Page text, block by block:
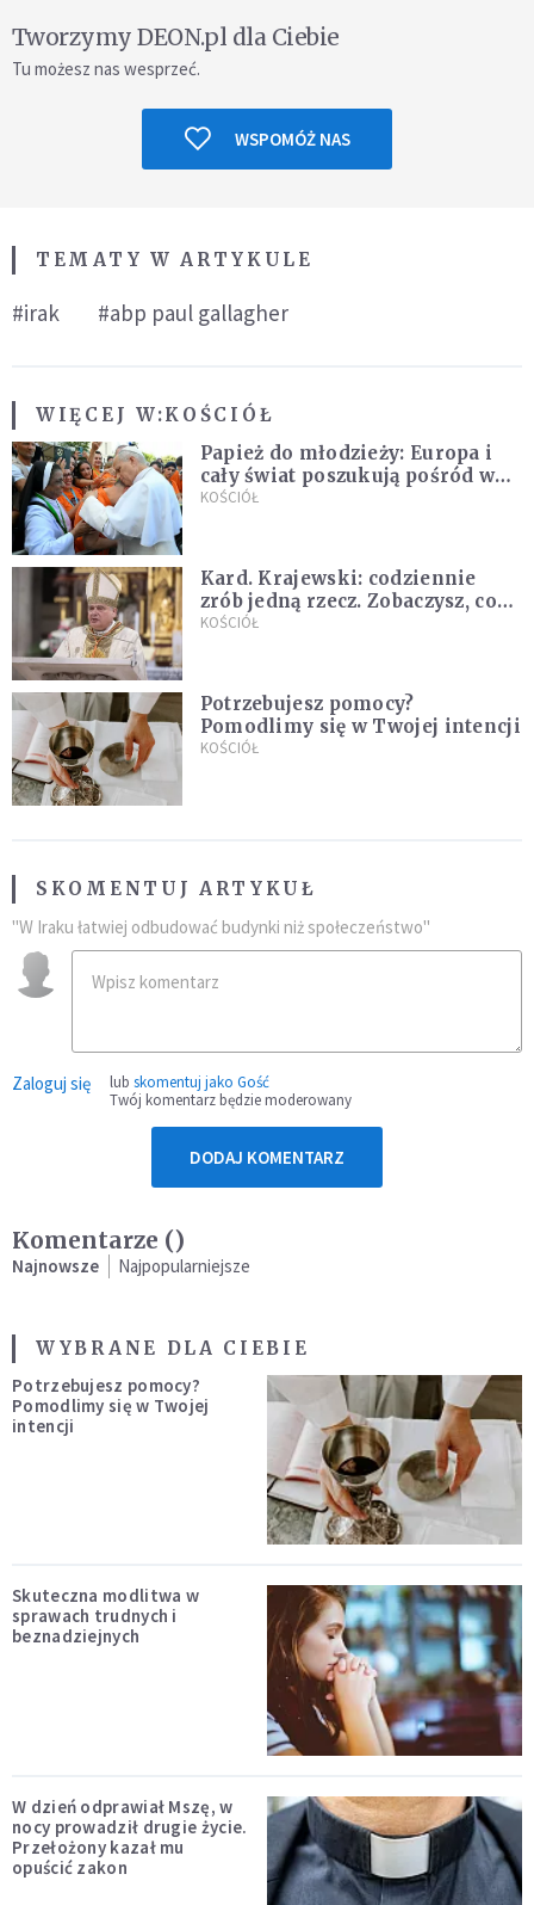
Tworzymy DEON.pl dla Ciebie
Tu możesz nas wesprzeć.
WSPOMÓŻ NAS
TEMATY W ARTYKULE
#irak #abp paul gallagher
WIĘCEJ W:KOŚCIÓŁ
Papież do młodzieży: Europa i
cały świat poszukują pośród was
nowych świętych
KOŚCIÓŁ
Kard. Krajewski: codziennie
zrób jedną rzecz. Zobaczysz, co
stanie się z twoim życiem
KOŚCIÓŁ
Potrzebujesz pomocy?
Pomodlimy się w Twojej intencji
KOŚCIÓŁ
SKOMENTUJ ARTYKUŁ
"W Iraku łatwiej odbudować budynki niż społeczeństwo"
Zaloguj się lub skomentuj jako Gość
Twój komentarz będzie moderowany
DODAJ KOMENTARZ
Komentarze ()
Najnowsze Najpopularniejsze
WYBRANE DLA CIEBIE
Potrzebujesz pomocy?
Pomodlimy się w Twojej
intencji
Skuteczna modlitwa w
sprawach trudnych i
beznadziejnych
W dzień odprawiał Mszę, w
nocy prowadził drugie życie.
Przełożony kazał mu
opuścić zakon